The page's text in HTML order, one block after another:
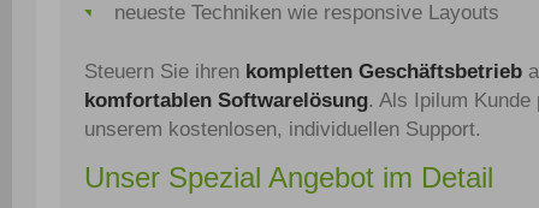
neueste Techniken wie responsive Layouts
Steuern Sie ihren kompletten Geschäftsbetrieb
komfortablen Softwarelösung. Als Ipilum
unserem kostenlosen, individuellen Support.
Unser Spezial Angebot im Detail